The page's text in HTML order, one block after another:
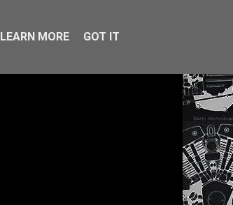
LEARN MORE GOT IT